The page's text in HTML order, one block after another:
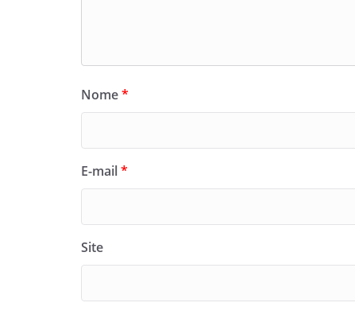
Nome*
E-mail*
Site